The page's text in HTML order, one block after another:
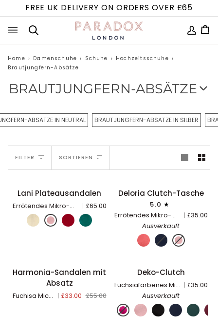
zum
Inhalt
FREE UK DELIVERY ON ORDERS OVER £65
Suchen
MEIN
Home › Damenschuhe › Schuhe › Hochzeitsschuhe ›
Brautjungfern-Absätze
BRAUTJUNGFERN-ABSÄTZE
Schuhe, die perfekt für den besonderen Tag sind.
Unsere vielseitige Brautjungfern-Absatzkollektion
Tragekomfort konzipiert sind. Von klassischen Pumps
bis hin zu Riemchenschuhen – finden Sie
Brautjungfernschuhe, mit denen Sie von der Zeremonie
ABSÄTZE IN NEUTRAL BRAUTJUNGFERN-ABSÄTZE IN SILBER
FILTER SORTIEREN
SORTIEREN
SCHNELL HINZUFÜGEN
Lani
Plateausandalen
Lani Plateausandalen
Errötendes Mikro-Wildleder £65.00
AUSVERKAUFT
IN DEN EINKAUFSWAGEN
Deloria
Tasche
Deloria Clutch-Tasche
5.0
Errötendes Mikro-Wildleder
£35.00
Ausverkauft
40% OFF
SCHNELL HINZUFÜGEN
Harmonia-
mit
Harmonia-Sandalen mit
Absatz
Fuchisa Micro Wildleder £33.00 £55.00
AUSVERKAUFT
IN DEN EINKAUFSWAGEN
Clutch
Deko-Clutch
Fuchsiafarbenes Micro-Wildleder
£35.00
Ausverkauft